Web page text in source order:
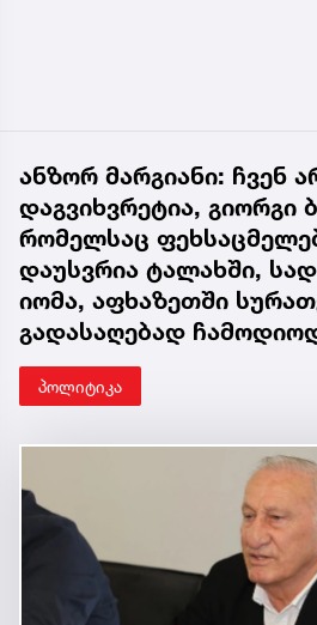
ანზორ მარგიანი: ჩვენ
დაგვიხვრეტია, გიორგი
რომელსაც
დაუსვრია ტალახში,
იომა, აფხაზეთში
გადასაღებად
პოლიტიკა